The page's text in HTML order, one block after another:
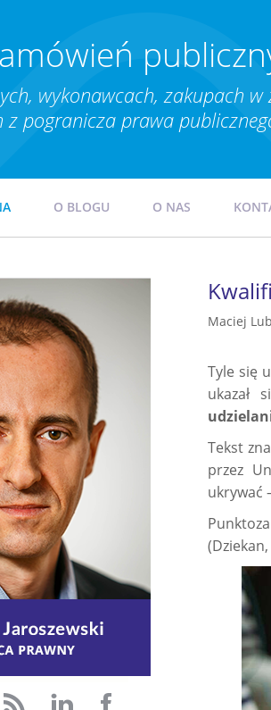
wykonawcach, zakupach w
z pogranicza prawa
O BLOGU O NAS
Maciej
Tyle się
ukazał
Tekst
przez
ukrywać